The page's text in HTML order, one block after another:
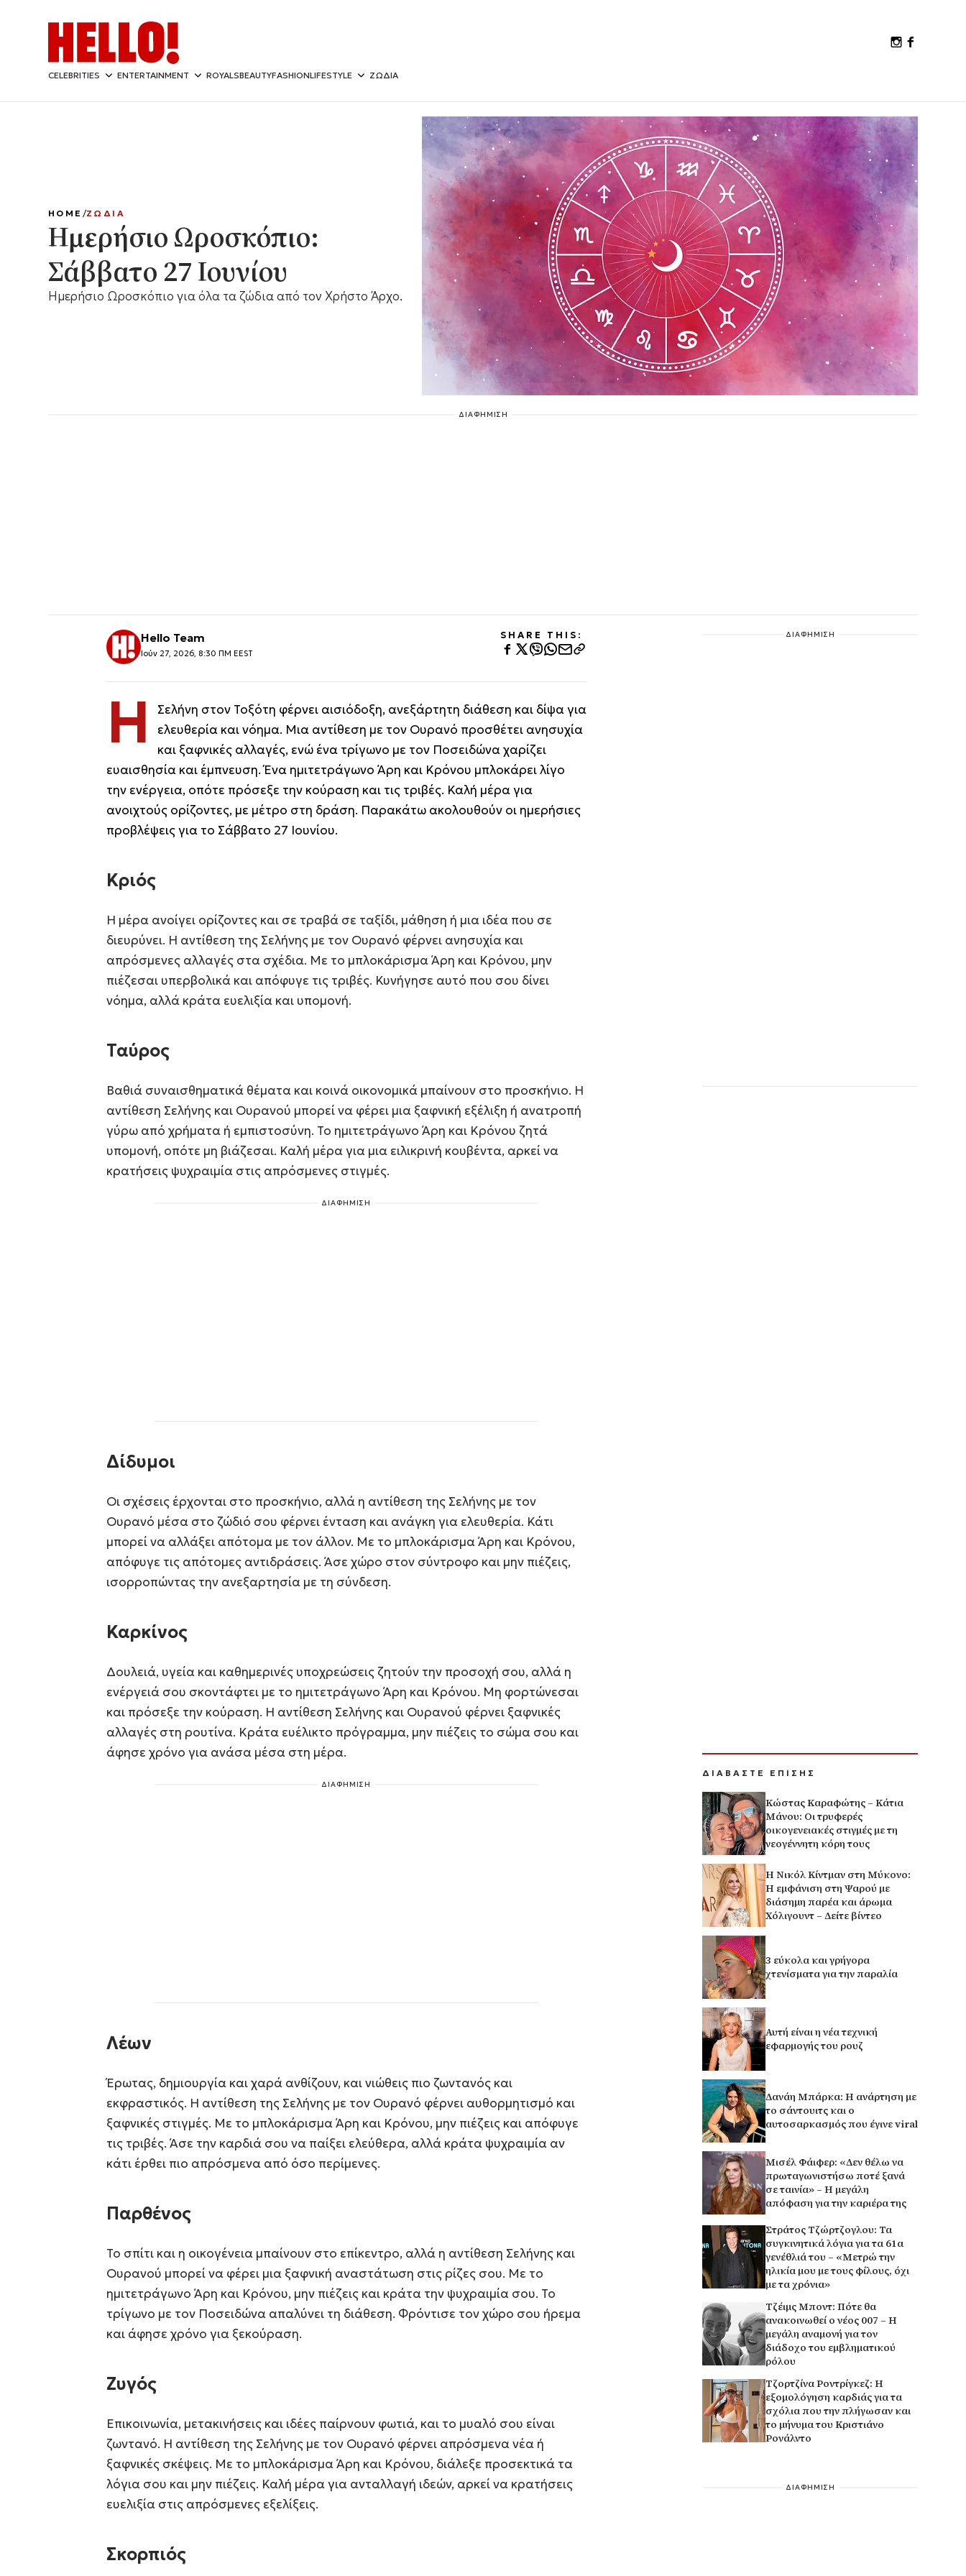
CELEBRITIES ENTERTAINMENT ROYALSBEAUTYFASHIONLIFESTYLE ΖΩΔΙΑ
HOME ΖΩΔΙΑ
Ημερήσιο Ωροσκόπιο:
Σάββατο 27 Ιουνίου
Ημερήσιο Ωροσκόπιο για όλα τα ζώδια από τον Χρήστο Άρχο.
ΔΙΑΦΗΜΙΣΗ
Hello Team
Ιούν 27, 2026, 8:30 ΠΜ EEST
SHARE THIS:
Η
Σελήνη στον Τοξότη φέρνει αισιόδοξη, ανεξάρτητη διάθεση και δίψα για
ελευθερία και νόημα. Μια αντίθεση με τον Ουρανό προσθέτει ανησυχία
και ξαφνικές αλλαγές, ενώ ένα τρίγωνο με τον Ποσειδώνα χαρίζει
ευαισθησία και έμπνευση. Ένα ημιτετράγωνο Άρη και Κρόνου μπλοκάρει λίγο
την ενέργεια, οπότε πρόσεξε την κούραση και τις τριβές. Καλή μέρα για
ανοιχτούς ορίζοντες, με μέτρο στη δράση. Παρακάτω ακολουθούν οι ημερήσιες
προβλέψεις για το Σάββατο 27 Ιουνίου.
Κριός
Η μέρα ανοίγει ορίζοντες και σε τραβά σε ταξίδι, μάθηση ή μια ιδέα που σε
διευρύνει. Η αντίθεση της Σελήνης με τον Ουρανό φέρνει ανησυχία και
απρόσμενες αλλαγές στα σχέδια. Με το μπλοκάρισμα Άρη και Κρόνου, μην
πιέζεσαι υπερβολικά και απόφυγε τις τριβές. Κυνήγησε αυτό που σου δίνει
νόημα, αλλά κράτα ευελιξία και υπομονή.
Ταύρος
Βαθιά συναισθηματικά θέματα και κοινά οικονομικά μπαίνουν στο προσκήνιο. Η
αντίθεση Σελήνης και Ουρανού μπορεί να φέρει μια ξαφνική εξέλιξη ή ανατροπή
γύρω από χρήματα ή εμπιστοσύνη. Το ημιτετράγωνο Άρη και Κρόνου ζητά
υπομονή, οπότε μη βιάζεσαι. Καλή μέρα για μια ειλικρινή κουβέντα, αρκεί να
κρατήσεις ψυχραιμία στις απρόσμενες στιγμές.
ΔΙΑΦΗΜΙΣΗ
Δίδυμοι
Οι σχέσεις έρχονται στο προσκήνιο, αλλά η αντίθεση της Σελήνης με τον
Ουρανό μέσα στο ζώδιό σου φέρνει ένταση και ανάγκη για ελευθερία. Κάτι
μπορεί να αλλάξει απότομα με τον άλλον. Με το μπλοκάρισμα Άρη και Κρόνου,
απόφυγε τις απότομες αντιδράσεις. Άσε χώρο στον σύντροφο και μην πιέζεις,
ισορροπώντας την ανεξαρτησία με τη σύνδεση.
Καρκίνος
Δουλειά, υγεία και καθημερινές υποχρεώσεις ζητούν την προσοχή σου, αλλά η
ενέργειά σου σκοντάφτει με το ημιτετράγωνο Άρη και Κρόνου. Μη φορτώνεσαι
και πρόσεξε την κούραση. Η αντίθεση Σελήνης και Ουρανού φέρνει ξαφνικές
αλλαγές στη ρουτίνα. Κράτα ευέλικτο πρόγραμμα, μην πιέζεις το σώμα σου και
άφησε χρόνο για ανάσα μέσα στη μέρα.
ΔΙΑΦΗΜΙΣΗ
Λέων
Έρωτας, δημιουργία και χαρά ανθίζουν, και νιώθεις πιο ζωντανός και
εκφραστικός. Η αντίθεση της Σελήνης με τον Ουρανό φέρνει αυθορμητισμό και
ξαφνικές στιγμές. Με το μπλοκάρισμα Άρη και Κρόνου, μην πιέζεις και απόφυγε
τις τριβές. Άσε την καρδιά σου να παίξει ελεύθερα, αλλά κράτα ψυχραιμία αν
κάτι έρθει πιο απρόσμενα από όσο περίμενες.
Παρθένος
Το σπίτι και η οικογένεια μπαίνουν στο επίκεντρο, αλλά η αντίθεση Σελήνης και
Ουρανού μπορεί να φέρει μια ξαφνική αναστάτωση στις ρίζες σου. Με το
ημιτετράγωνο Άρη και Κρόνου, μην πιέζεις και κράτα την ψυχραιμία σου. Το
τρίγωνο με τον Ποσειδώνα απαλύνει τη διάθεση. Φρόντισε τον χώρο σου ήρεμα
και άφησε χρόνο για ξεκούραση.
Ζυγός
Επικοινωνία, μετακινήσεις και ιδέες παίρνουν φωτιά, και το μυαλό σου είναι
ζωντανό. Η αντίθεση της Σελήνης με τον Ουρανό φέρνει απρόσμενα νέα ή
ξαφνικές σκέψεις. Με το μπλοκάρισμα Άρη και Κρόνου, διάλεξε προσεκτικά τα
λόγια σου και μην πιέζεις. Καλή μέρα για ανταλλαγή ιδεών, αρκεί να κρατήσεις
ευελιξία στις απρόσμενες εξελίξεις.
Σκορπιός
ΔΙΑΦΗΜΙΣΗ
ΔΙΑΒΑΣΤΕ ΕΠΙΣΗΣ
Κώστας Καραφώτης – Κάτια
Μάνου: Οι τρυφερές
οικογενειακές στιγμές με τη
νεογέννητη κόρη τους
H Νικόλ Κίντμαν στη Μύκονο:
Η εμφάνιση στη Ψαρού με
διάσημη παρέα και άρωμα
Χόλιγουντ – Δείτε βίντεο
3 εύκολα και γρήγορα
χτενίσματα για την παραλία
Αυτή είναι η νέα τεχνική
εφαρμογής του ρουζ
Δανάη Μπάρκα: Η ανάρτηση με
το σάντουιτς και ο
αυτοσαρκασμός που έγινε viral
Μισέλ Φάιφερ: «Δεν θέλω να
πρωταγωνιστήσω ποτέ ξανά
σε ταινία» – Η μεγάλη
απόφαση για την καριέρα της
Στράτος Τζώρτζογλου: Τα
συγκινητικά λόγια για τα 61α
γενέθλιά του – «Μετρώ την
ηλικία μου με τους φίλους, όχι
με τα χρόνια»
Τζέιμς Μποντ: Πότε θα
ανακοινωθεί ο νέος 007 – Η
μεγάλη αναμονή για τον
διάδοχο του εμβληματικού
ρόλου
Τζορτζίνα Ροντρίγκεζ: Η
εξομολόγηση καρδιάς για τα
σχόλια που την πλήγωσαν και
το μήνυμα του Κριστιάνο
Ρονάλντο
ΔΙΑΦΗΜΙΣΗ